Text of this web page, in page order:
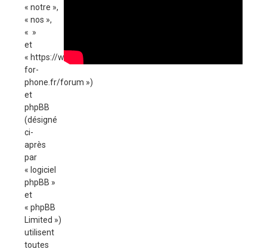
« notre »,
« nos »,
« »
et
« https://www.top-
for-
phone.fr/forum »)
et
phpBB
(désigné
ci-
après
par
« logiciel
phpBB »
et
« phpBB
Limited »)
utilisent
toutes